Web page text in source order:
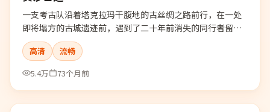
一支考古队沿着塔克拉玛干腹地的古丝绸之路前行，在一处
即将塌方的古城遗迹前，遇到了二十年前消失的同行者留下
的暗号。
高清
流畅
5.4万
73个月前
99:34